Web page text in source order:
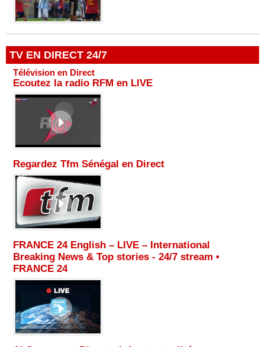
TV EN DIRECT 24/7
Télévision en Direct
Ecoutez la radio RFM en LIVE
Regardez Tfm Sénégal en Direct
FRANCE 24 English – LIVE – International
Breaking News & Top stories - 24/7 stream •
FRANCE 24